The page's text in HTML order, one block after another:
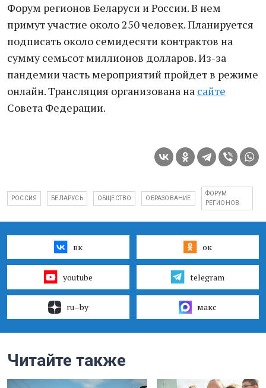
Форум регионов Беларуси и России. В нем
примут участие около 250 человек. Планируется
подписать около семидесяти контрактов на
сумму семьсот миллионов долларов. Из-за
пандемии часть мероприятий пройдет в режиме
онлайн. Трансляция организована на сайте
Совета Федерации.
РОССИЯ БЕЛАРУСЬ ОБЩЕСТВО ОБРАЗОВАНИЕ
ФОРУМ
РЕГИОНОВ
вк ок
youtube telegram
ru–by макс
Читайте также